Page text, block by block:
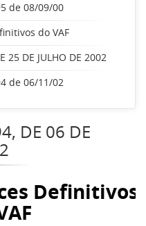
de 08/09/00
do VAF
25 DE JULHO DE 2002
de 06/11/02
DE 06 DE
Definitivos